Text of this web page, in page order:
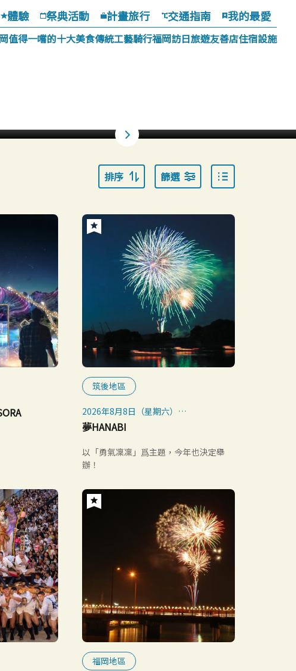
體驗 祭典活動 計畫旅行 交通指南 我的最愛
值得一嚐的十大美食傳統工藝騎行福岡訪日旅遊友善店住宿設施
排序 篩選
筑後地區
2026年8月8日（星期六）
※下雨時順延至9日（日）、11日（週
夢HANABI
以「勇氣凜凜」爲主題，今年也決定舉
辦！
福岡地區